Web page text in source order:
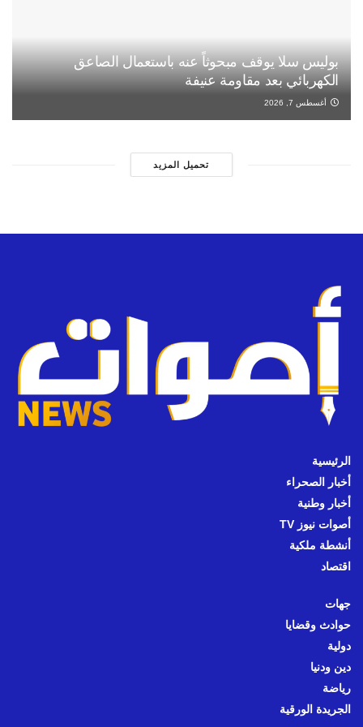
بوليس سلا يوقف مبحوثاً عنه باستعمال الصاعق
الكهربائي بعد مقاومة عنيفة
أغسطس 7, 2026
تحميل المزيد
الرئيسية
أخبار الصحراء
أخبار وطنية
أصوات نيوز TV
أنشطة ملكية
اقتصاد
جهات
حوادث وقضايا
دولية
دين ودنيا
رياضة
الجريدة الورقية